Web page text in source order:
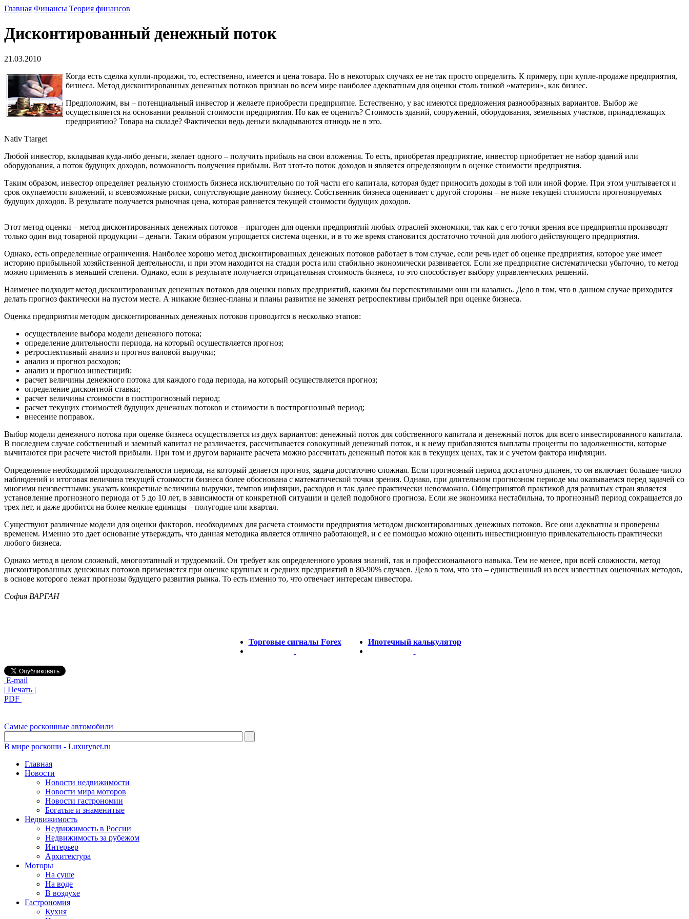
Главная Финансы Теория финансов
Дисконтированный денежный поток
21.03.2010
Когда есть сделка купли-продажи, то, естественно, имеется и цена товара. Но в некоторых случаях ее не так просто определить. К примеру, при купле-продаже предприятия,
бизнеса. Метод дисконтированных денежных потоков признан во всем мире наиболее адекватным для оценки столь тонкой «материи», как бизнес.
Предположим, вы – потенциальный инвестор и желаете приобрести предприятие. Естественно, у вас имеются предложения разнообразных вариантов. Выбор же
осуществляется на основании реальной стоимости предприятия. Но как ее оценить? Стоимость зданий, сооружений, оборудования, земельных участков, принадлежащих
предприятию? Товара на складе? Фактически ведь деньги вкладываются отнюдь не в это.
Nativ Ttarget
Любой инвестор, вкладывая куда-либо деньги, желает одного – получить прибыль на свои вложения. То есть, приобретая предприятие, инвестор приобретает не набор зданий или
оборудования, а поток будущих доходов, возможность получения прибыли. Вот этот-то поток доходов и является определяющим в оценке стоимости предприятия.
Таким образом, инвестор определяет реальную стоимость бизнеса исключительно по той части его капитала, которая будет приносить доходы в той или иной форме. При этом учитывается и
срок окупаемости вложений, и всевозможные риски, сопутствующие данному бизнесу. Собственник бизнеса оценивает с другой стороны – не ниже текущей стоимости прогнозируемых
будущих доходов. В результате получается рыночная цена, которая равняется текущей стоимости будущих доходов.
Этот метод оценки – метод дисконтированных денежных потоков – пригоден для оценки предприятий любых отраслей экономики, так как с его точки зрения все предприятия производят
только один вид товарной продукции – деньги. Таким образом упрощается система оценки, и в то же время становится достаточно точной для любого действующего предприятия.
Однако, есть определенные ограничения. Наиболее хорошо метод дисконтированных денежных потоков работает в том случае, если речь идет об оценке предприятия, которое уже имеет
историю прибыльной хозяйственной деятельности, и при этом находится на стадии роста или стабильно экономически развивается. Если же предприятие систематически убыточно, то метод
можно применять в меньшей степени. Однако, если в результате получается отрицательная стоимость бизнеса, то это способствует выбору управленческих решений.
Наименее подходит метод дисконтированных денежных потоков для оценки новых предприятий, какими бы перспективными они ни казались. Дело в том, что в данном случае приходится
делать прогноз фактически на пустом месте. А никакие бизнес-планы и планы развития не заменят ретроспективы прибылей при оценке бизнеса.
Оценка предприятия методом дисконтированных денежных потоков проводится в несколько этапов:
осуществление выбора модели денежного потока;
определение длительности периода, на который осуществляется прогноз;
ретроспективный анализ и прогноз валовой выручки;
анализ и прогноз расходов;
анализ и прогноз инвестиций;
расчет величины денежного потока для каждого года периода, на который осуществляется прогноз;
определение дисконтной ставки;
расчет величины стоимости в постпрогнозный период;
расчет текущих стоимостей будущих денежных потоков и стоимости в постпрогнозный период;
внесение поправок.
Выбор модели денежного потока при оценке бизнеса осуществляется из двух вариантов: денежный поток для собственного капитала и денежный поток для всего инвестированного капитала.
В последнем случае собственный и заемный капитал не различается, рассчитывается совокупный денежный поток, и к нему прибавляются выплаты проценты по задолженности, которые
вычитаются при расчете чистой прибыли. При том и другом варианте расчета можно рассчитать денежный поток как в текущих ценах, так и с учетом фактора инфляции.
Определение необходимой продолжительности периода, на который делается прогноз, задача достаточно сложная. Если прогнозный период достаточно длинен, то он включает большее число
наблюдений и итоговая величина текущей стоимости бизнеса более обоснована с математической точки зрения. Однако, при длительном прогнозном периоде мы оказываемся перед задачей со
многими неизвестными: указать конкретные величины выручки, темпов инфляции, расходов и так далее практически невозможно. Общепринятой практикой для развитых стран является
установление прогнозного периода от 5 до 10 лет, в зависимости от конкретной ситуации и целей подобного прогноза. Если же экономика нестабильна, то прогнозный период сокращается до
трех лет, и даже дробится на более мелкие единицы – полугодие или квартал.
Существуют различные модели для оценки факторов, необходимых для расчета стоимости предприятия методом дисконтированных денежных потоков. Все они адекватны и проверены
временем. Именно это дает основание утверждать, что данная методика является отлично работающей, и с ее помощью можно оценить инвестиционную привлекательность практически
любого бизнеса.
Однако метод в целом сложный, многоэтапный и трудоемкий. Он требует как определенного уровня знаний, так и профессионального навыка. Тем не менее, при всей сложности, метод
дисконтированных денежных потоков применяется при оценке крупных и средних предприятий в 80-90% случаев. Дело в том, что это – единственный из всех известных оценочных методов,
в основе которого лежат прогнозы будущего развития рынка. То есть именно то, что отвечает интересам инвестора.
София ВАРГАН
Торговые сигналы Forex Ипотечный калькулятор
E-mail
| Печать |
PDF
Самые роскошные автомобили
В мире роскоши - Luxurynet.ru
Главная
Новости
Новости недвижимости
Новости мира моторов
Новости гастрономии
Богатые и знаменитые
Недвижимость
Недвижимость в России
Недвижимость за рубежом
Интерьер
Архитектура
Моторы
На суше
На воде
В воздухе
Гастрономия
Кухня